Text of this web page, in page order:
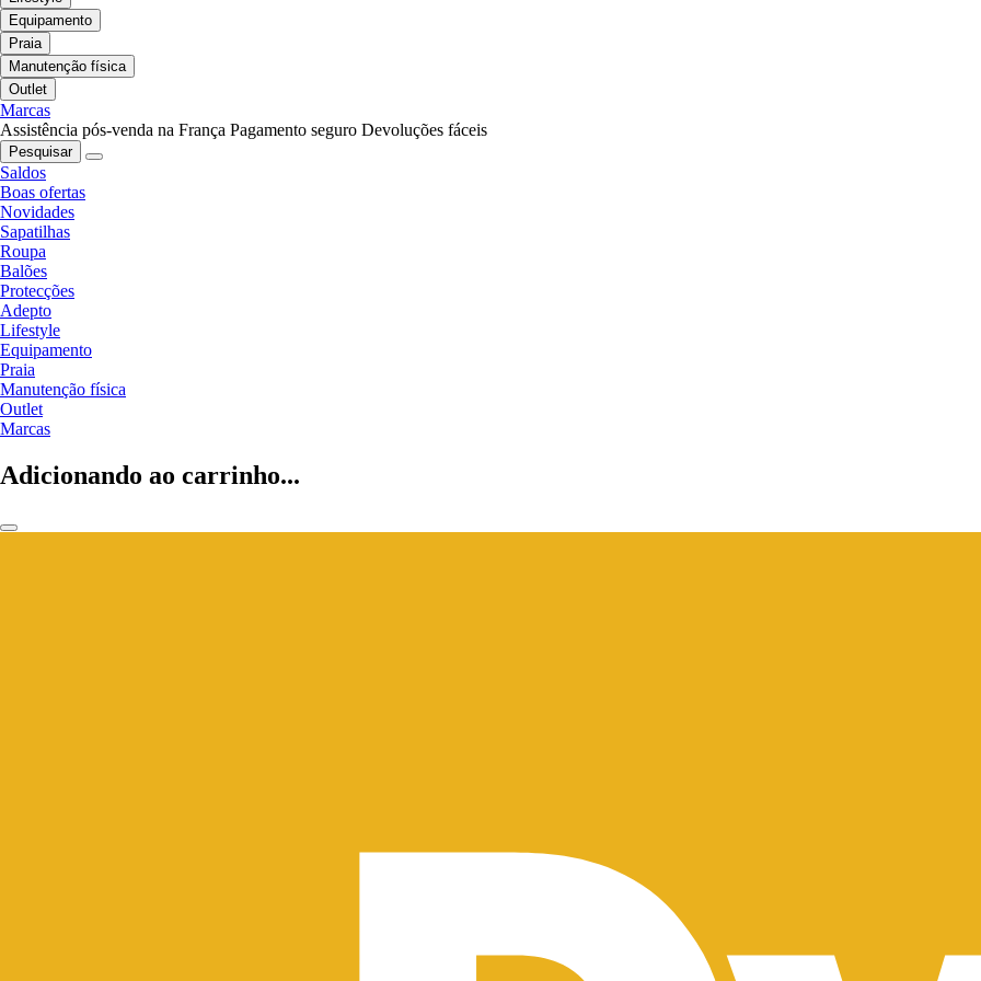
Equipamento
Praia
Manutenção física
Outlet
Marcas
Assistência pós-venda na França Pagamento seguro Devoluções fáceis
Pesquisar
Saldos
Boas ofertas
Novidades
Sapatilhas
Roupa
Balões
Protecções
Adepto
Lifestyle
Equipamento
Praia
Manutenção física
Outlet
Marcas
Adicionando ao carrinho...